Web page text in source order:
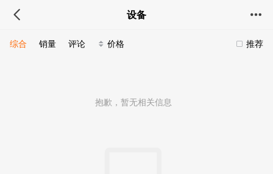
设备
推荐
综合 销量 评论 价格
抱歉，暂无相关信息